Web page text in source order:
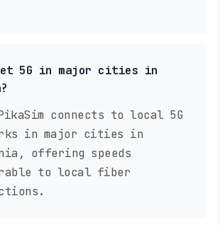
5G in major cities in
connects to local 5G
in major cities in
offering speeds
to local fiber